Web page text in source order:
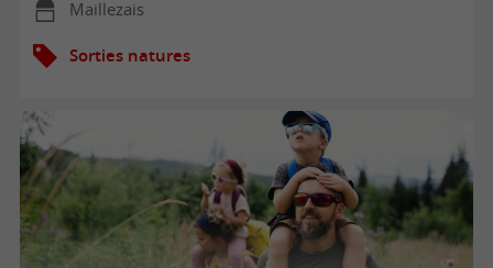
Maillezais
Sorties natures